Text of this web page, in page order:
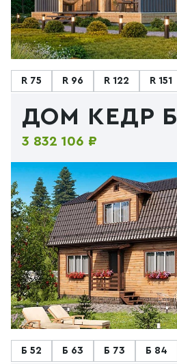
R 75 R 96 R 122 R 151
ДОМ КЕДР Б
3 832 106 ₽
Б 52 Б 63 Б 73 Б 84